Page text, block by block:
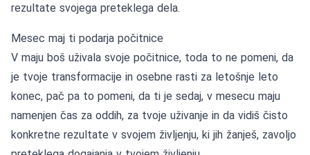
rezultate svojega preteklega dela.
Mesec maj ti podarja počitnice
V maju boš uživala svoje počitnice, toda to ne pomeni, da
je tvoje transformacije in osebne rasti za letošnje leto
konec, pač pa to pomeni, da ti je sedaj, v mesecu maju
namenjen čas za oddih, za tvoje uživanje in da vidiš čisto
konkretne rezultate v svojem življenju, ki jih žanješ, zavoljo